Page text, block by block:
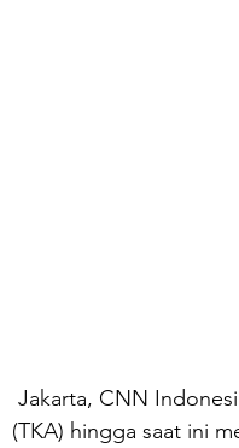
(TKA) hingga saat ini